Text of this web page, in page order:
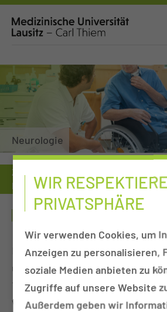
Neurologie
Zuweiser
Hygiene-/Wasserlabor
HYGIENE- /
Im Hygiene- /Wasserlabor
und chemische Untersuchungen
Trinkwasserverordnung, aber
Wasserhygiene-Untersuchungen
WIR
PRIVATSPHÄRE
Wir verwenden Cookies, um
Anzeigen zu personalisieren,
soziale Medien anbieten zu
Zugriffe auf unsere Website
Außerdem geben wir